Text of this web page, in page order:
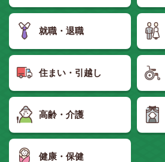
就職・退職
住まい・引越し
高齢・介護
健康・保健